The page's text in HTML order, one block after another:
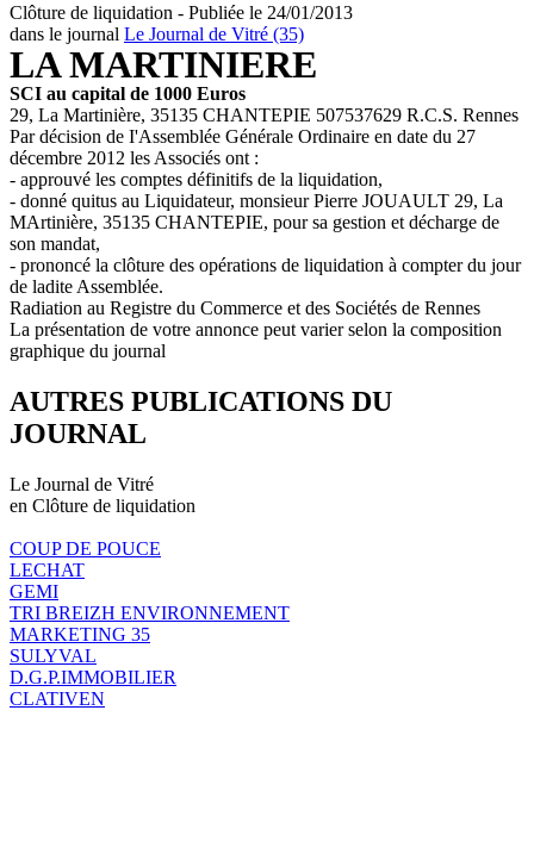
Clôture de liquidation - Publiée le 24/01/2013
dans le journal Le Journal de Vitré (35)
LA MARTINIERE
SCI au capital de 1000 Euros
29, La Martinière, 35135 CHANTEPIE 507537629 R.C.S. Rennes
Par décision de I'Assemblée Générale Ordinaire en date du 27
décembre 2012 les Associés ont :
- approuvé les comptes définitifs de la liquidation,
- donné quitus au Liquidateur, monsieur Pierre JOUAULT 29, La
MArtinière, 35135 CHANTEPIE, pour sa gestion et décharge de
son mandat,
- prononcé la clôture des opérations de liquidation à compter du jour
de ladite Assemblée.
Radiation au Registre du Commerce et des Sociétés de Rennes
La présentation de votre annonce peut varier selon la composition
graphique du journal
AUTRES PUBLICATIONS DU
JOURNAL
Le Journal de Vitré
en Clôture de liquidation
COUP DE POUCE
LECHAT
GEMI
TRI BREIZH ENVIRONNEMENT
MARKETING 35
SULYVAL
D.G.P.IMMOBILIER
CLATIVEN